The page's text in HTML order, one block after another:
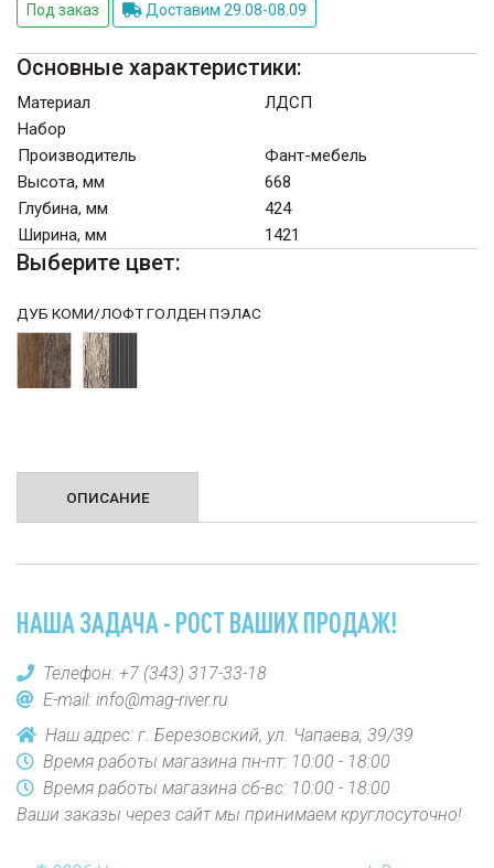
Под заказ Доставим 29.08-08.09
Основные характеристики:
Материал
ЛДСП
Набор
Производитель
Фант-мебель
Высота, мм
668
Глубина, мм
424
Ширина, мм
1421
Выберите цвет:
ДУБ КОМИ/ЛОФТ ГОЛДЕН ПЭЛАС
ОПИСАНИЕ
НАША ЗАДАЧА - РОСТ ВАШИХ ПРОДАЖ!
Телефон: +7 (343) 317-33-18
E-mail: info@mag-river.ru
Наш адрес: г. Березовский, ул. Чапаева, 39/39
Время работы магазина пн-пт: 10:00 - 18:00
Время работы магазина сб-вс: 10:00 - 18:00
Ваши заказы через сайт мы принимаем круглосуточно!